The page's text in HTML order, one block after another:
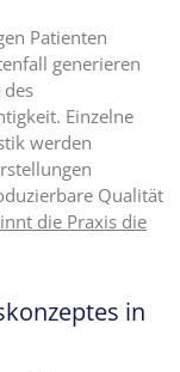
Patienten
generieren
Einzelne
werden
Qualität
die Praxis die
in